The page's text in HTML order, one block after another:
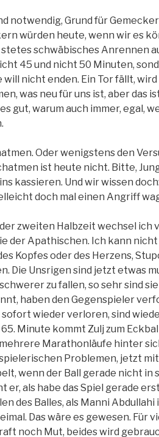
notwendig, Grund für
würden heute, wenn wir es
schwäbisches Anrennen
45 und nicht 50 Minuten,
will nicht enden. Ein Tor fällt,
was neu für uns ist, aber das
gut, warum auch immer, egal,
Oder wenigstens den
ist heute nicht. Bitte,
kassieren. Und wir wissen
doch mal einen Angriff
zweiten Halbzeit wechsel ich
der Apathischen. Ich kann
Kopfes oder des Herzens,
Die Unsrigen sind jetzt etwas
zu fallen, so sehr sind sie
haben den Gegenspieler
sofort wieder verloren, sind
Minute kommt Zulj zum
Marathonläufe hinter
Problemen, jetzt
wenn der Ball gerade nicht in
er, als habe das Spiel gerade
des Balles, als Manni
Das wäre es gewesen. Für
noch Mut, beides wird